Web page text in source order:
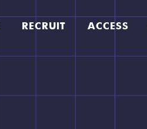
RECRUIT ACCESS